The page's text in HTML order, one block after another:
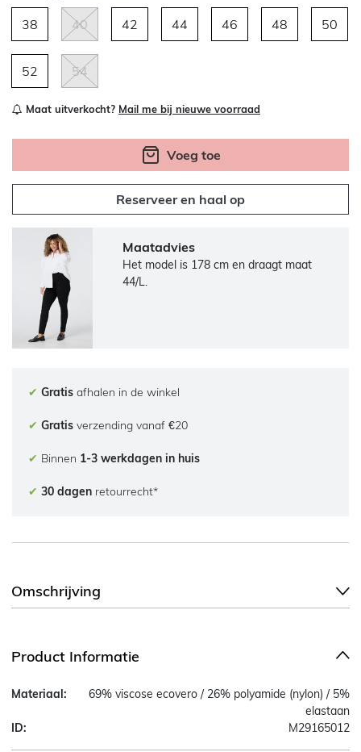
38 40 42 44 46 48 50
52 54
Maat uitverkocht? Mail me bij nieuwe voorraad
Voeg toe
Reserveer en haal op
Maatadvies
Het model is 178 cm en draagt maat
44/L.
✔ Gratis afhalen in de winkel
✔ Gratis verzending vanaf €20
✔ Binnen 1-3 werkdagen in huis
✔ 30 dagen retourrecht*
Omschrijving
Product Informatie
Materiaal:
69% viscose ecovero / 26% polyamide (nylon) / 5%
elastaan
ID:
M29165012